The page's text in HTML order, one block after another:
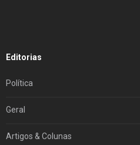
Editorias
Política
Geral
Artigos & Colunas